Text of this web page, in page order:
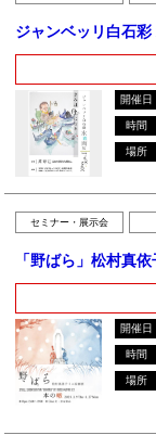
ジャンベッリ白石彩
開催日
時間
場所
セミナー・展示会
「野ばら」松村真
開催日
時間
場所